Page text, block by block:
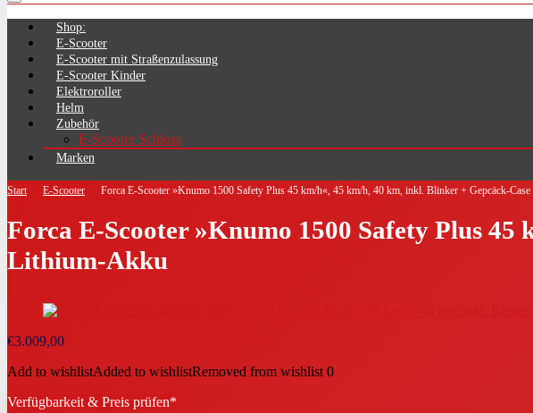
Shop:
E-Scooter
E-Scooter mit Straßenzulassung
E-Scooter Kinder
Elektroroller
Helm
Zubehör
E-Scooter Schloss
Marken
Start E-Scooter Forca E-Scooter »Knumo 1500 Safety Plus 45 km/h«, 45 km/h, 40 km, inkl. Blinker + Gepcäck-
Forca E-Scooter »Knumo 1500 Safety Plus
Lithium-Akku
€3.009,00
Add to wishlistAdded to wishlistRemoved from wishlist 0
Verfügbarkeit & Preis prüfen*